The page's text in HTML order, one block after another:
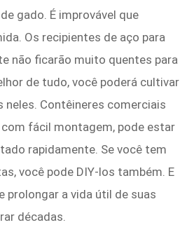
gado. É improvável que
Os recipientes de aço para
não ficarão muito quentes para
de tudo, você poderá cultivar
​​neles. Contêineres comerciais
fácil montagem, pode estar
rapidamente. Se você tem
você pode DIY-los também. E
prolongar a vida útil de suas
décadas.